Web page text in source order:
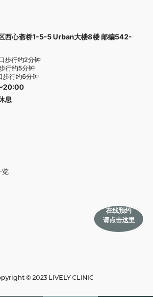
西心斋桥1-5-5 Urban大楼8楼 邮编542-
步行约2分钟
行约5分钟
步行约6分钟
20:00
息
览
在线预约
请点击这里
© 2023 LIVELY CLINIC